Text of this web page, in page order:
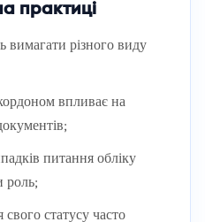
практиці
вимагати різного виду
впливає на
питання обліку
роль;
статусу часто